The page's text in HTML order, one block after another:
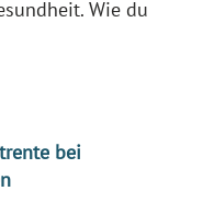
Wie du
bei